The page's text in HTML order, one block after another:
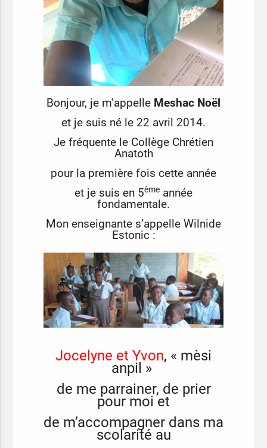
Bonjour, je m’appelle Meshac Noël
et je suis né le 22 avril 2014.
Je fréquente le Collège Chrétien
Anatoth
pour la première fois cette année
et je suis en 5ème année
fondamentale.
Mon enseignante s’appelle Wilnide
Estonic :
Jocelyne et Yvon, « mèsi
anpil »
de me parrainer, de prier
pour moi et
de m’accompagner dans ma
scolarité au